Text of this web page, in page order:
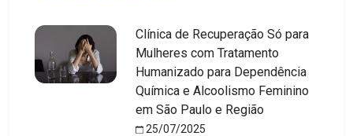
Clínica de Recuperação Só para
Mulheres com Tratamento
Humanizado para Dependência
Química e Alcoolismo Feminino
em São Paulo e Região
25/07/2025